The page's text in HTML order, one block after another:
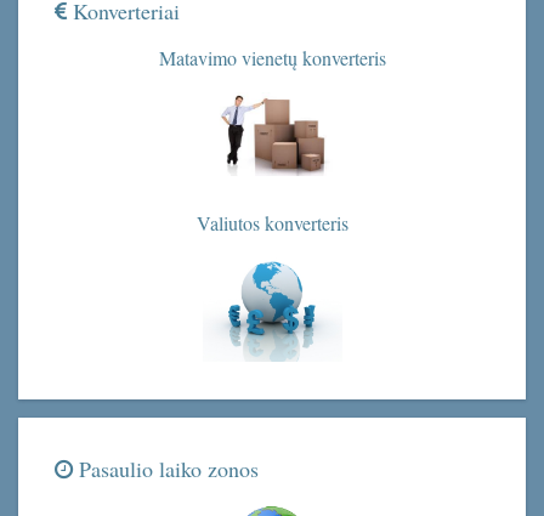
Konverteriai
Matavimo vienetų konverteris
Valiutos konverteris
Pasaulio laiko zonos